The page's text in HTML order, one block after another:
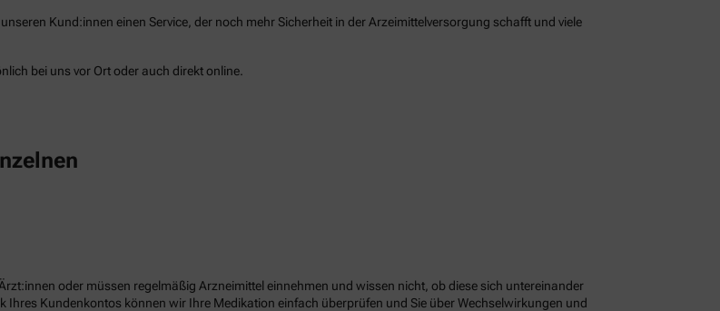
Kund:innen einen Service, der noch mehr Sicherheit in der Arzeimittelversorgung schafft und viele
bei uns vor Ort oder auch direkt online.
oder müssen regelmäßig Arzneimittel einnehmen und wissen nicht, ob diese sich untereinander
Ihres Kundenkontos können wir Ihre Medikation einfach überprüfen und Sie über Wechselwirkungen und